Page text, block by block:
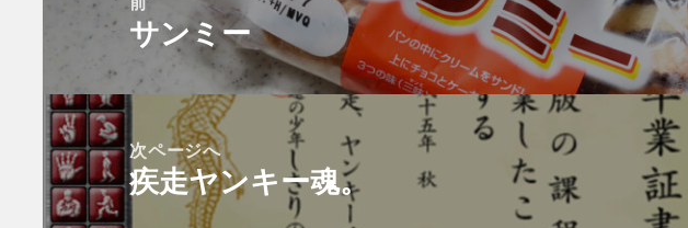
ゲ
ー
シ
ョ
前
投
サンミー
次ページへ
次
疾走ヤンキー魂。